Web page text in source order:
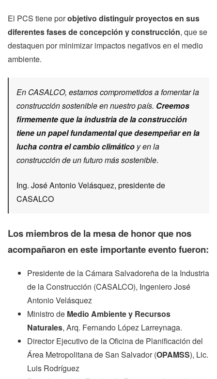
El PCS tiene porobjetivo distinguir proyectos en sus
diferentes fases de concepción y construcción, que se
destaquen por minimizar impactos negativos en el medio
ambiente.
En CASALCO, estamos comprometidos a fomentar la
construcción sostenible en nuestro país. Creemos
firmemente que la industria de la construcción
tiene un papel fundamental que desempeñar en la
lucha contra el cambio climático y en la
construcción de un futuro más sostenible.
Ing. José Antonio Velásquez, presidente de
CASALCO
Los miembros de la mesa de honor que nos
acompañaron en este importante evento fueron:
Presidente de la Cámara Salvadoreña de la Industria
de la Construcción (CASALCO), Ingeniero José
Antonio Velásquez
Ministro de Medio Ambiente y Recursos
Naturales, Arq. Fernando López Larreynaga.
Director Ejecutivo de la Oficina de Planificación del
Área Metropolitana de San Salvador (OPAMSS), Lic.
Luis Rodríguez